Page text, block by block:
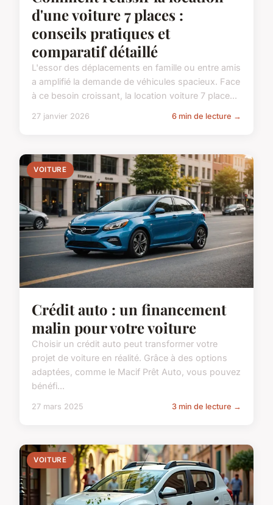
d'une voiture 7 places :
conseils pratiques et
comparatif détaillé
L'essor des déplacements en famille ou entre amis
a amplifié la demande de véhicules spacieux. Face
à ce besoin croissant, la location voiture 7 place...
27 janvier 2026 6 min de lecture →
VOITURE
Crédit auto : un financement
malin pour votre voiture
Choisir un crédit auto peut transformer votre
projet de voiture en réalité. Grâce à des options
adaptées, comme le Macif Prêt Auto, vous pouvez
bénéfi...
27 mars 2025 3 min de lecture →
VOITURE